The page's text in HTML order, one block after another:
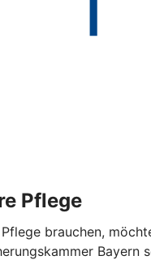
Pflege
brauchen,